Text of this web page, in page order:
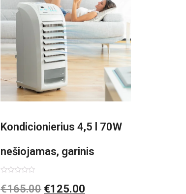
Kondicionierius 4,5 l 70W
nešiojamas, garinis
0
iš
€165.00 €125.00